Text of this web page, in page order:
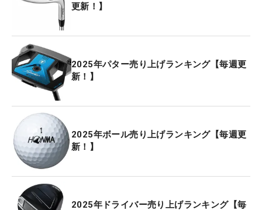
更新！】
2025年パター売り上げランキング【毎週更
新！】
2025年ボール売り上げランキング【毎週更
新！】
2025年ドライバー売り上げランキング【毎